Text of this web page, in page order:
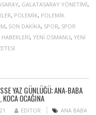
, GALATASARAY YÖNETIMI,
, POLEMIK, POLEMIK
, SON DAKIKA, SPOR, SPOR
HABERLERI, YENI OSMANLI, YENI
YAZ GÜNLÜĞÜ; ANA-BABA
KOCA OCAĞINA
EDITOR
ANA BABA